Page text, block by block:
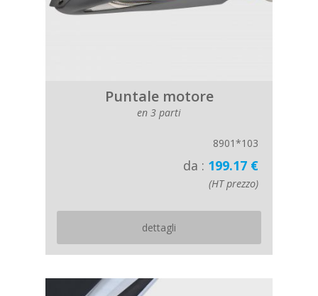
Puntale motore
en 3 parti
8901*103
da : 199.17 €
(HT prezzo)
dettagli